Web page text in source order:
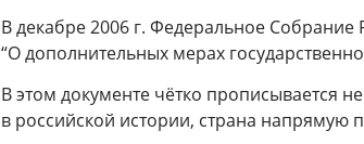
В декабре 2006 г. Федеральное
“О дополнительных мерах
В этом документе чётко прописывается
в российской истории, страна